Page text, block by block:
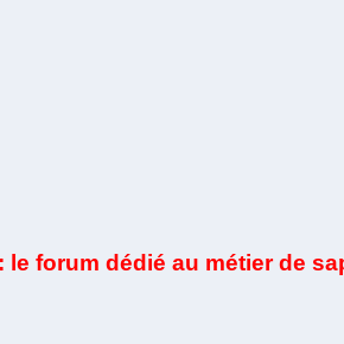
le forum dédié au métier de